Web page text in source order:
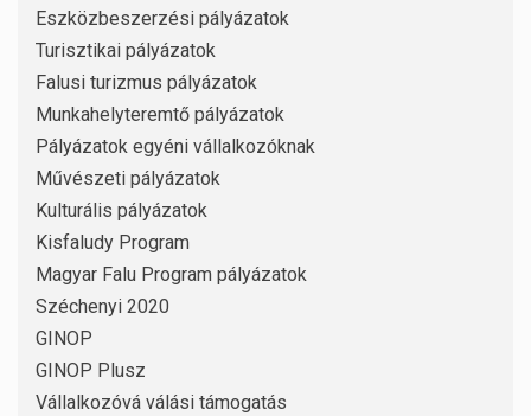
Eszközbeszerzési pályázatok
Turisztikai pályázatok
Falusi turizmus pályázatok
Munkahelyteremtő pályázatok
Pályázatok egyéni vállalkozóknak
Művészeti pályázatok
Kulturális pályázatok
Kisfaludy Program
Magyar Falu Program pályázatok
Széchenyi 2020
GINOP
GINOP Plusz
Vállalkozóvá válási támogatás